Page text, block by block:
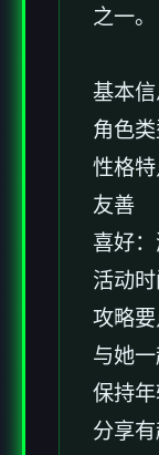
之一。
基本信
角色
性格特
友善
喜好
活动
攻略要
与她
保持
分享